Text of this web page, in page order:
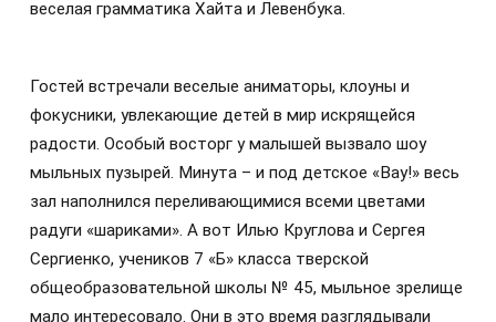
веселая грамматика Хайта и Левенбука.
Гостей встречали веселые аниматоры, клоуны и
фокусники, увлекающие детей в мир искрящейся
радости. Особый восторг у малышей вызвало шоу
мыльных пузырей. Минута – и под детское «Вау!» весь
зал наполнился переливающимися всеми цветами
радуги «шариками». А вот Илью Круглова и Сергея
Сергиенко, учеников 7 «Б» класса тверской
общеобразовательной школы № 45, мыльное зрелище
мало интересовало. Они в это время разглядывали